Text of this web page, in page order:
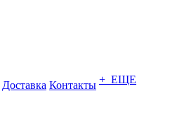
Доставка Контакты + ЕЩЕ